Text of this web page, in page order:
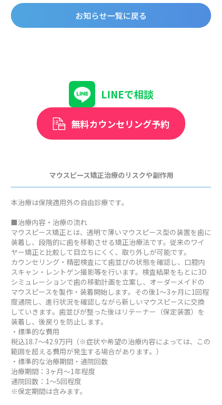
お知らせ一覧に戻る
LINEで相談
無料カウンセリング予約
マウスピース矯正治療のリスクや副作用
本治療は保険適用外の自由診療です。
■治療内容・治療の流れ
マウスピース矯正とは、透明で薄いマウスピース型の装置を歯に
装着し、段階的に歯を移動させる矯正治療法です。従来のワイ
ヤー矯正と比較して目立ちにくく、取り外しが可能です。
カウンセリング・精密検査にて歯並びの状態を確認し、口腔内
スキャン・レントゲン撮影等を行います。検査結果をもとに3D
シミュレーションで歯の移動計画を立案し、オーダーメイドの
マウスピースを製作・装着開始します。その後1～3ヶ月に1回程
度通院し、進行状況を確認しながら新しいマウスピースに交換
していきます。歯並びが整った後はリテーナー（保定装置）を
装着し、後戻りを防止します。
・標準的な費用
税込18.7～42.9万円（※症状や希望の治療内容によっては、この
範囲を超える費用が発生する場合があります。）
・標準的な治療期間・通院回数
治療期間：3ヶ月～1年程度
通院回数：1～5回程度
※保定期間は含みます。